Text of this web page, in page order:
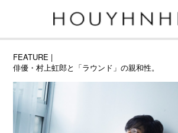
FEATURE |
俳優・村上虹郎と「ラウンド」の親和性。